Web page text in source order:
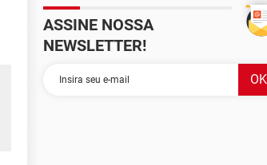
ASSINE NOSSA
NEWSLETTER!